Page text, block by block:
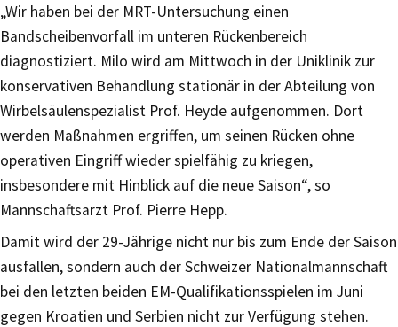
„Wir haben bei der MRT-Untersuchung einen
Bandscheibenvorfall im unteren Rückenbereich
diagnostiziert. Milo wird am Mittwoch in der Uniklinik zur
konservativen Behandlung stationär in der Abteilung von
Wirbelsäulenspezialist Prof. Heyde aufgenommen. Dort
werden Maßnahmen ergriffen, um seinen Rücken ohne
operativen Eingriff wieder spielfähig zu kriegen,
insbesondere mit Hinblick auf die neue Saison“, so
Mannschaftsarzt Prof. Pierre Hepp.
Damit wird der 29-Jährige nicht nur bis zum Ende der Saison
ausfallen, sondern auch der Schweizer Nationalmannschaft
bei den letzten beiden EM-Qualifikationsspielen im Juni
gegen Kroatien und Serbien nicht zur Verfügung stehen.